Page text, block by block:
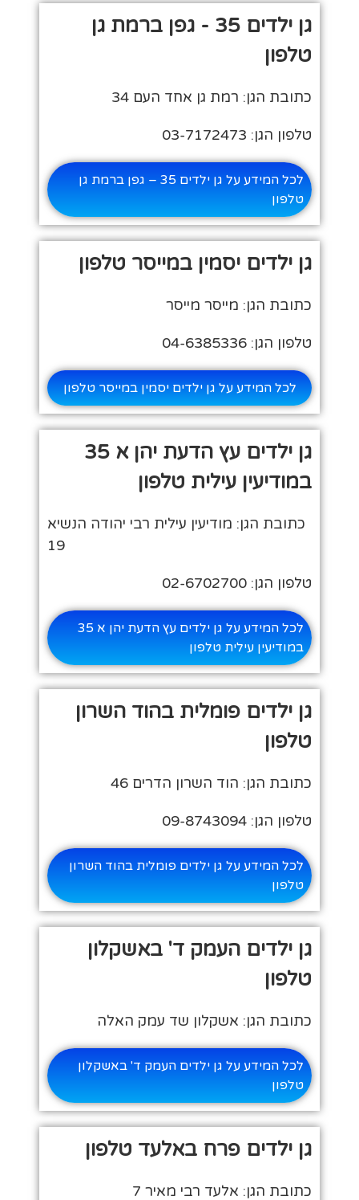
גן ילדים 35 - גפן ברמת גן
טלפון
כתובת הגן: רמת גן אחד העם 34
טלפון הגן: 03-7172473
לכל המידע על גן ילדים 35 – גפן ברמת גן
טלפון
גן ילדים יסמין במייסר טלפון
כתובת הגן: מייסר מייסר
טלפון הגן: 04-6385336
לכל המידע על גן ילדים יסמין במייסר טלפון
גן ילדים עץ הדעת יהן א 35
במודיעין עילית טלפון
כתובת הגן: מודיעין עילית רבי יהודה הנשיא
19
טלפון הגן: 02-6702700
לכל המידע על גן ילדים עץ הדעת יהן א 35
במודיעין עילית טלפון
גן ילדים פומלית בהוד השרון
טלפון
כתובת הגן: הוד השרון הדרים 46
טלפון הגן: 09-8743094
לכל המידע על גן ילדים פומלית בהוד השרון
טלפון
גן ילדים העמק ד' באשקלון
טלפון
כתובת הגן: אשקלון שד עמק האלה
לכל המידע על גן ילדים העמק ד' באשקלון
טלפון
גן ילדים פרח באלעד טלפון
כתובת הגן: אלעד רבי מאיר 7